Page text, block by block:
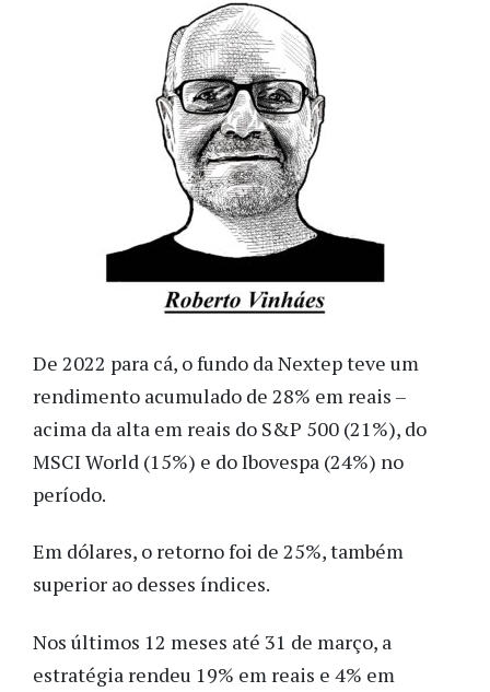
De 2022 para cá, o fundo da Nextep teve um
rendimento acumulado de 28% em reais –
acima da alta em reais do S&P 500 (21%), do
MSCI World (15%) e do Ibovespa (24%) no
período.
Em dólares, o retorno foi de 25%, também
superior ao desses índices.
Nos últimos 12 meses até 31 de março, a
estratégia rendeu 19% em reais e 4% em